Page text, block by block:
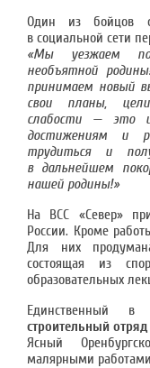
Один из бойцов
в социальной сети
«Мы уезжаем
необъятной
принимаем новый
свои планы,
слабости — это
достижениям и
трудиться и
в дальнейшем
нашей родины!»
На ВСС «Север»
России. Кроме
Для них
состоящая из
образовательных
Единственный
строительный
Ясный
малярными